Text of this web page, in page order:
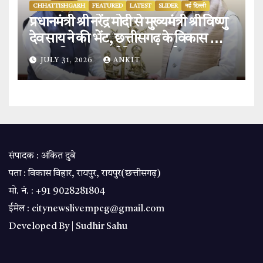
CHHATTISHGARH FEATURED LATEST SLIDER नई दिल्ली
प्रधानमंत्री श्री नरेंद्र मोदी से मुख्यमंत्री श्री विष्णु
देव साय ने की भेंट, छत्तीसगढ़ के विकास और
‘बस्तर विजन’ पर हुई विस्तृत चर्चा.
JULY 31, 2026 ANKIT
संपादक : अंकित दुबे
पता : विकास विहार, रायपुर, रायपुर(छत्तीसगढ़)
मो. नं. : +91 9028281804
ईमेल : citynewslivempcg@gmail.com
Developed By | Sudhir Sahu